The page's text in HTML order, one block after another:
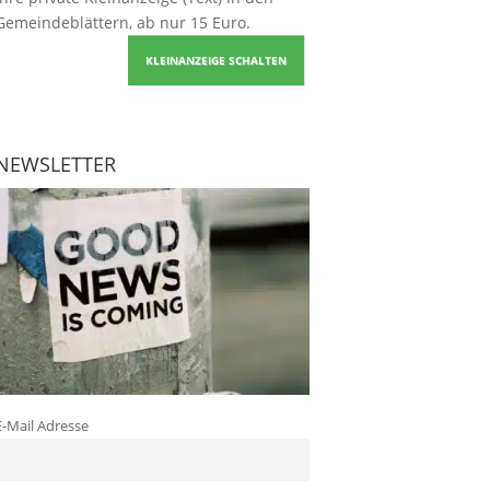
ab nur 15 Euro.
KLEINANZEIGE SCHALTEN
Mail Adresse